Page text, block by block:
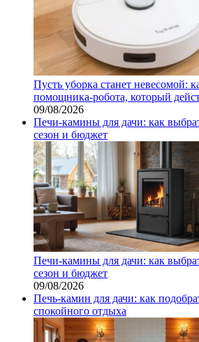
Пусть уборка станет невесомой:
помощника‑робота, который
09/08/2026
Печи-камины для дачи: как
сезон и бюджет
Печи-камины для дачи: как
сезон и бюджет
09/08/2026
Печь-камин для дачи: как
спокойного отдыха